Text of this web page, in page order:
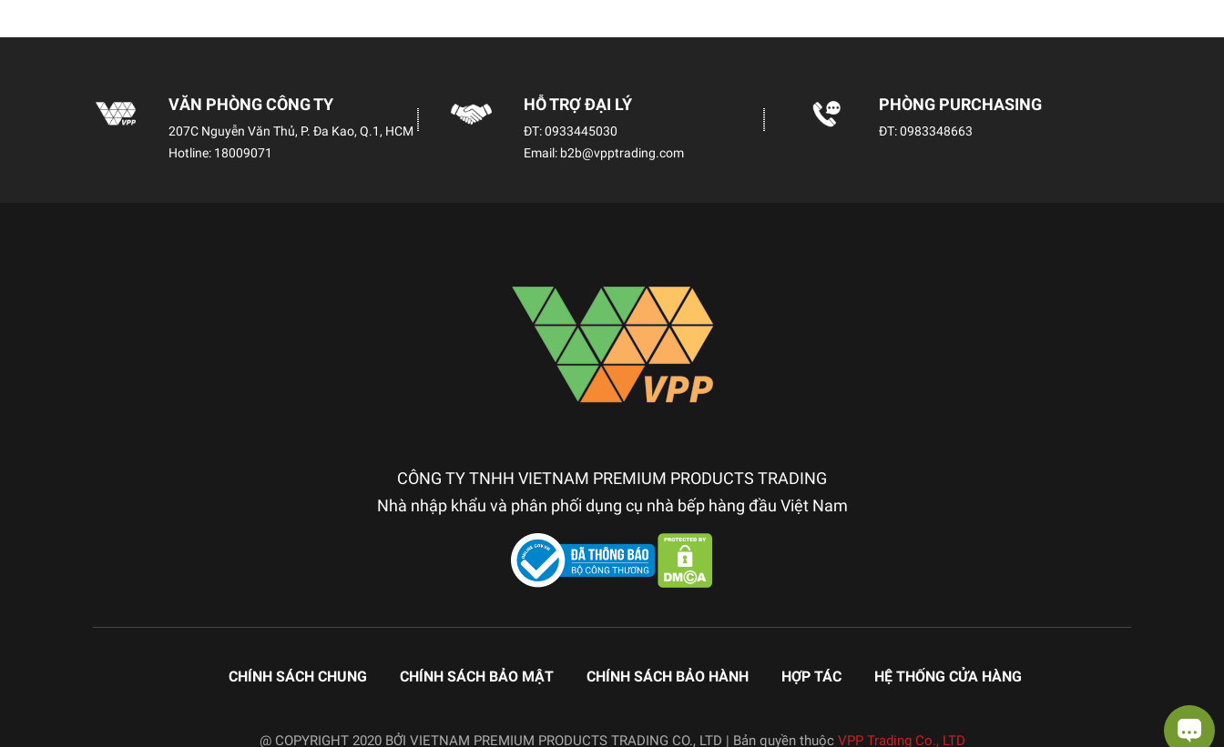
VĂN PHÒNG CÔNG TY
207C Nguyễn Văn Thủ, P. Đa Kao, Q.1, HCM
Hotline: 18009071
HỖ TRỢ ĐẠI LÝ
ĐT:0933445030
Email: b2b@vpptrading.com
PHÒNG PURCHASING
ĐT:0983348663
CÔNG TY TNHH VIETNAM PREMIUM PRODUCTS TRADING
Nhà nhập khẩu và phân phối dụng cụ nhà bếp hàng đầu Việt Nam
CHÍNH SÁCH CHUNG CHÍNH SÁCH BẢO MẬT CHÍNH SÁCH BẢO HÀNH HỢP TÁC HỆ THỐNG CỬA HÀNG
@ COPYRIGHT 2020 BỞI VIETNAM PREMIUM PRODUCTS TRADING CO., LTD | Bản quyền thuộc VPP Trading Co., LTD